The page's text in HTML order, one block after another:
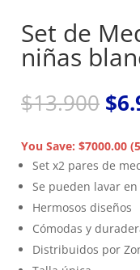
Set de
niñas
$13.900 El
$
You Save: $7000.00
Set x2 pares de
Se pueden lavar
Hermosos diseños
Cómodas y
Distribuidos por